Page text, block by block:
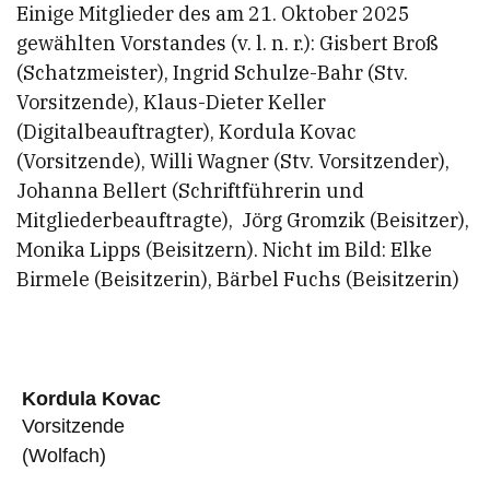
Einige Mitglieder des am 21. Oktober 2025
gewählten Vorstandes (v. l. n. r.): Gisbert Broß
(Schatzmeister), Ingrid Schulze-Bahr (Stv.
Vorsitzende), Klaus-Dieter Keller
(Digitalbeauftragter), Kordula Kovac
(Vorsitzende), Willi Wagner (Stv. Vorsitzender),
Johanna Bellert (Schriftführerin und
Mitgliederbeauftragte), Jörg Gromzik (Beisitzer),
Monika Lipps (Beisitzern). Nicht im Bild: Elke
Birmele (Beisitzerin), Bärbel Fuchs (Beisitzerin)
Kordula Kovac
Vorsitzende
(Wolfach)